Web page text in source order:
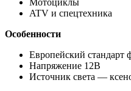
ATV и спецтехника
Особенности
Европейский стандарт
Напряжение 12В
Источник света —